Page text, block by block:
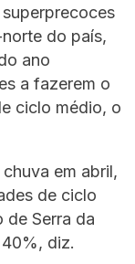
do país,
ano
a fazerem o
ciclo médio, o
em abril,
de ciclo
de Serra da
diz.